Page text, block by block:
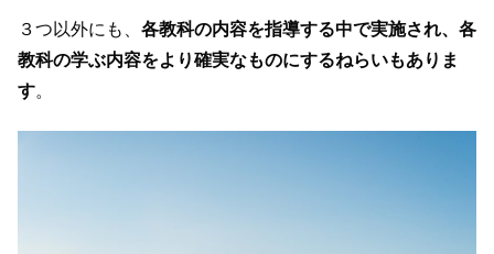
３つ以外にも、 各教科の内容を指導する中で実施され、各
教科の学ぶ内容をより確実なものにするねらいもありま
す。